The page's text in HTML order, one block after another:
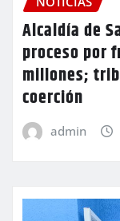
Alcaldía de
proceso por
millones;
coerción
admin